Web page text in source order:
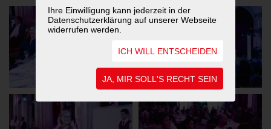
Ihre Einwilligung kann jederzeit in der
Datenschutzerklärung auf unserer Webseite
widerrufen werden.
ICH WILL ENTSCHEIDEN
JA, MIR SOLL'S RECHT SEIN